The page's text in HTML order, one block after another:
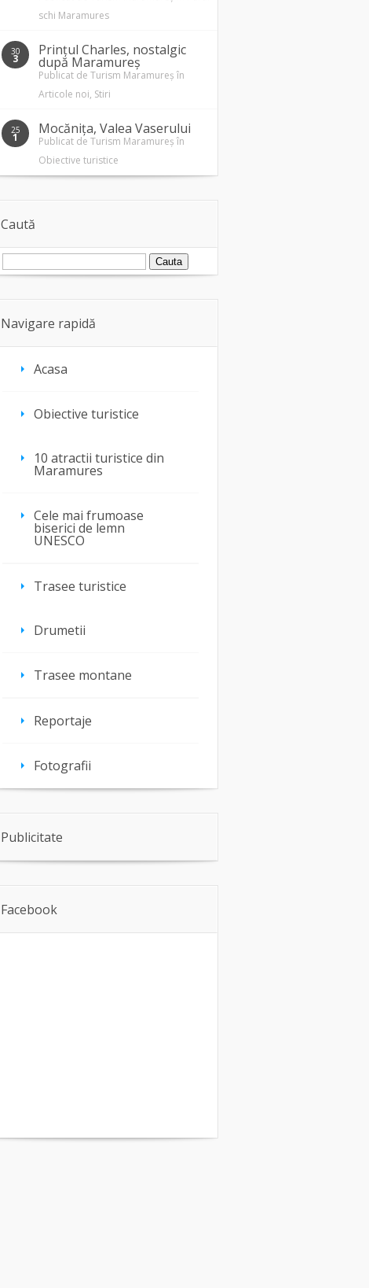
schi Maramures
30
3
Prințul Charles, nostalgic
după Maramureș
Publicat de Turism Maramureș în
Articole noi, Stiri
25
1
Mocănița, Valea Vaserului
Publicat de Turism Maramureș în
Obiective turistice
Caută
Navigare rapidă
Acasa
Obiective turistice
10 atractii turistice din
Maramures
Cele mai frumoase
biserici de lemn
UNESCO
Trasee turistice
Drumetii
Trasee montane
Reportaje
Fotografii
Publicitate
Facebook